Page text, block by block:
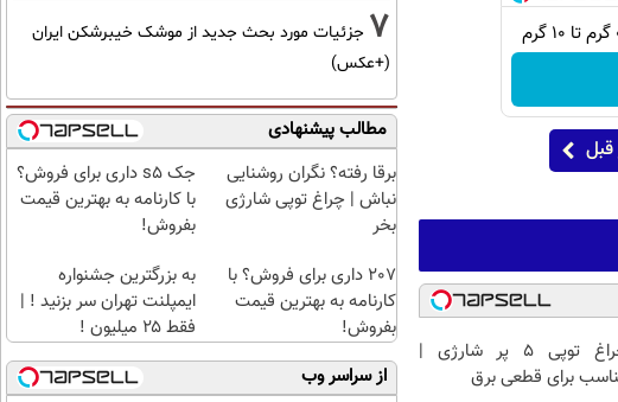
چراغ توپی 5 پر شارژی |
برای قطعی برق
7 جزئیات مورد بحث جدید از موشک خیبرشکن ایران
(+عکس)
مطالب پیشنهادی
برقا رفته؟ نگران روشنایی
نباش | چراغ توپی شارژی
بخر
جک s5 داری برای فروش؟
با کارنامه به بهترین قیمت
بفروش!
207 داری برای فروش؟ با
کارنامه به بهترین قیمت
بفروش!
به بزرگترین جشنواره
ایمپلنت تهران سر بزنید ! |
فقط ۲۵ میلیون !
از سراسر وب